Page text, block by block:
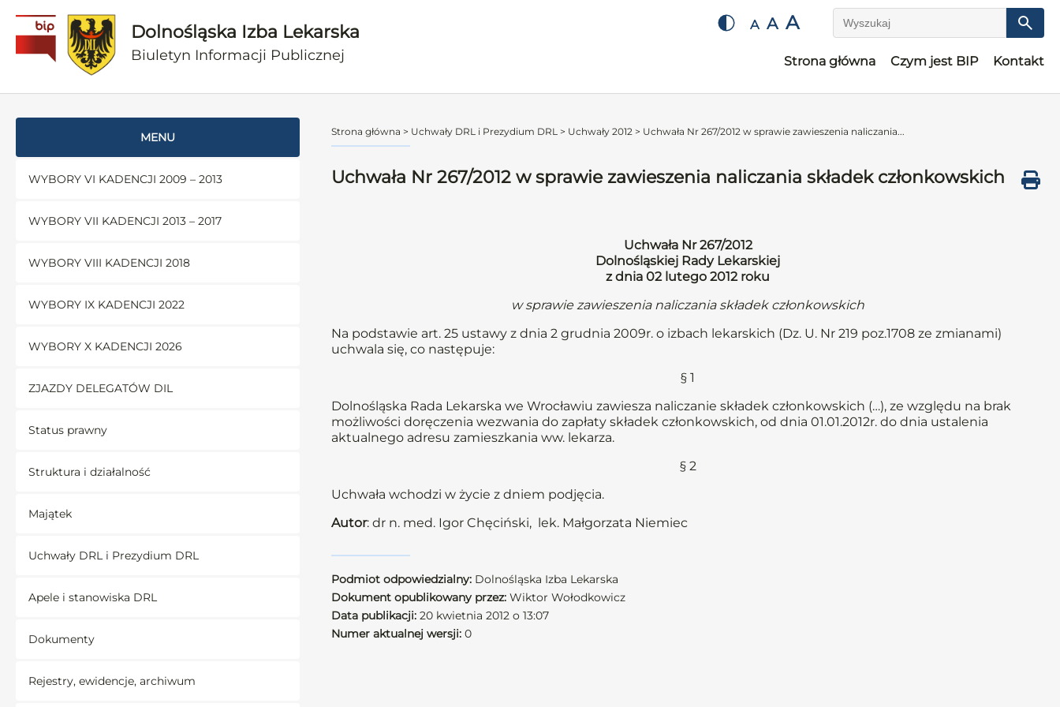
Dolnośląska Izba Lekarska
Biuletyn Informacji Publicznej
A A A Wyszukaj
Strona główna Czym jest BIP Kontakt
MENU
WYBORY VI KADENCJI 2009 – 2013
WYBORY VII KADENCJI 2013 – 2017
WYBORY VIII KADENCJI 2018
WYBORY IX KADENCJI 2022
WYBORY X KADENCJI 2026
ZJAZDY DELEGATÓW DIL
Status prawny
Struktura i działalność
Majątek
Uchwały DRL i Prezydium DRL
Apele i stanowiska DRL
Dokumenty
Rejestry, ewidencje, archiwum
Strona główna > Uchwały DRL i Prezydium DRL > Uchwały 2012 > Uchwała Nr 267/2012 w sprawie zawieszenia naliczania...
Uchwała Nr 267/2012 w sprawie zawieszenia naliczania składek członkowskich
Uchwała Nr 267/2012
Dolnośląskiej Rady Lekarskiej
z dnia 02 lutego 2012 roku
w sprawie zawieszenia naliczania składek członkowskich
Na podstawie art. 25 ustawy z dnia 2 grudnia 2009r. o izbach lekarskich (Dz. U. Nr 219 poz.1708 ze zmianami)
uchwala się, co następuje:
§ 1
Dolnośląska Rada Lekarska we Wrocławiu zawiesza naliczanie składek członkowskich (…), ze względu na brak
możliwości doręczenia wezwania do zapłaty składek członkowskich, od dnia 01.01.2012r. do dnia ustalenia
aktualnego adresu zamieszkania ww. lekarza.
§ 2
Uchwała wchodzi w życie z dniem podjęcia.
Autor: dr n. med. Igor Chęciński, lek. Małgorzata Niemiec
Podmiot odpowiedzialny: Dolnośląska Izba Lekarska
Dokument opublikowany przez: Wiktor Wołodkowicz
Data publikacji: 20 kwietnia 2012 o 13:07
Numer aktualnej wersji: 0